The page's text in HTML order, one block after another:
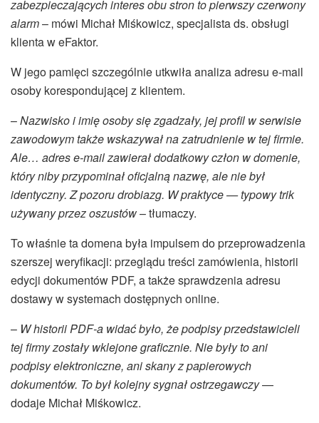
zabezpieczających interes obu stron to pierwszy czerwony
alarm– mówi Michał Miśkowicz, specjalista ds. obsługi
klienta w eFaktor.
W jego pamięci szczególnie utkwiła analiza adresu e-mail
osoby korespondującej z klientem.
–Nazwisko i imię osoby się zgadzały, jej profil w serwisie
zawodowym także wskazywał na zatrudnienie w tej firmie.
Ale… adres e-mail zawierał dodatkowy człon w domenie,
który niby przypominał oficjalną nazwę, ale nie był
identyczny. Z pozoru drobiazg. W praktyce — typowy trik
używany przez oszustów– tłumaczy.
To właśnie ta domena była impulsem do przeprowadzenia
szerszej weryfikacji: przeglądu treści zamówienia, historii
edycji dokumentów PDF, a także sprawdzenia adresu
dostawy w systemach dostępnych online.
– W historii PDF-a widać było, że podpisy przedstawicieli
tej firmy zostały wklejone graficznie. Nie były to ani
podpisy elektroniczne, ani skany z papierowych
dokumentów. To był kolejny sygnał ostrzegawczy—
dodaje Michał Miśkowicz.